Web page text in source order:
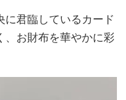
に君臨しているカード
、お財布を華やかに彩